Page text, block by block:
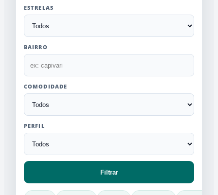
ESTRELAS
BAIRRO
COMODIDADE
PERFIL
Filtrar